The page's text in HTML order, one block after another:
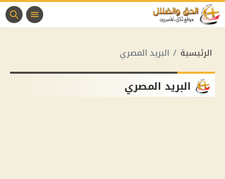
الرئيسية البريد المصري
البريد المصري